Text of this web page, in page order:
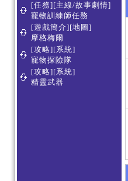
[任務][主線/故事劇情]
寵物訓練師任務
[遊戲簡介][地圖]
摩格梅爾
[攻略][系統]
寵物探險隊
[攻略][系統]
精靈武器